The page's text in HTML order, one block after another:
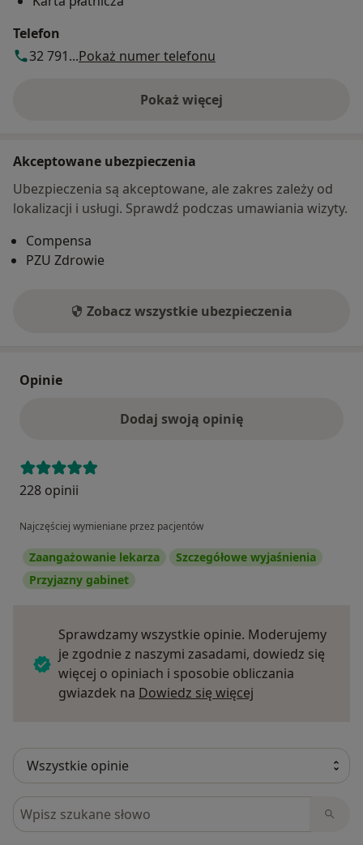
Telefon
32 791...Pokaż numer telefonu
Pokaż więcej
o adresie
Akceptowane ubezpieczenia
Ubezpieczenia są akceptowane, ale zakres zależy od
lokalizacji i usługi. Sprawdź podczas umawiania wizyty.
Compensa
PZU Zdrowie
Zobacz wszystkie ubezpieczenia
Opinie
Dodaj swoją opinię
228 opinii
Najczęściej wymieniane przez pacjentów
Zaangażowanie lekarza
Szczegółowe wyjaśnienia
Przyjazny gabinet
Sprawdzamy wszystkie opinie. Moderujemy
je zgodnie z naszymi zasadami, dowiedz się
więcej o opiniach i sposobie obliczania
gwiazdek na Dowiedz się więcej
Szukaj w opiniach